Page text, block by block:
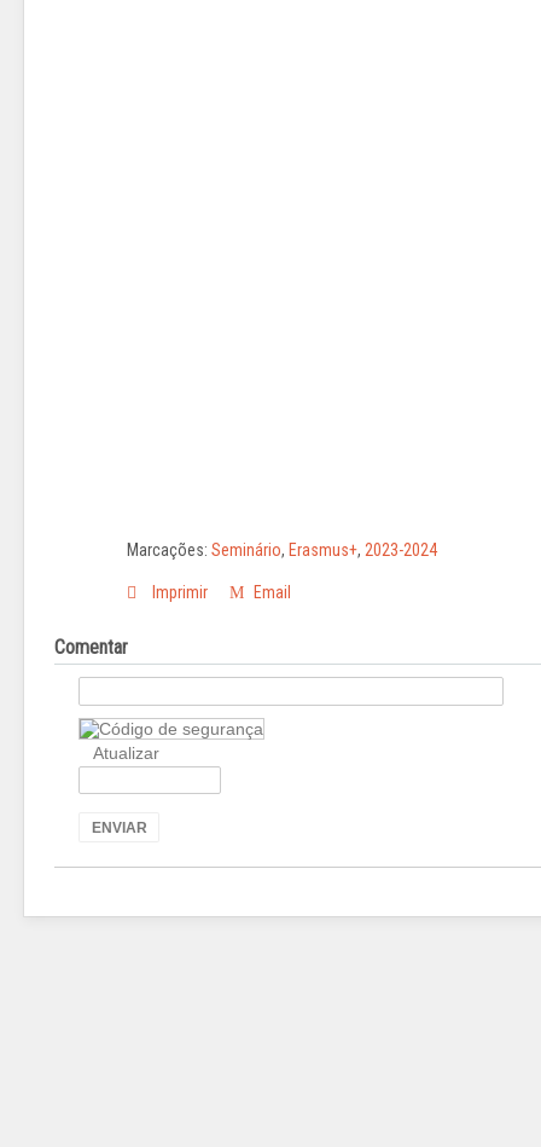
Marcações: Seminário, Erasmus+, 2023-2024
Imprimir Email
Comentar
Atualizar
ENVIAR